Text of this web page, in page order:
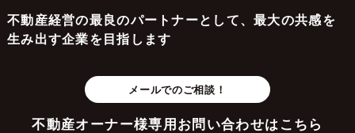
不動産経営の最良のパートナーとして、最大の共感を
生み出す企業を目指します
メールでのご相談！
不動産オーナー様専用お問い合わせはこちら